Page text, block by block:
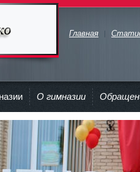
Главная
О гимназии